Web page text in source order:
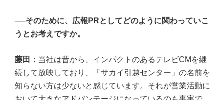
──そのために、広報PRとしてどのように関わっていこ
うとお考えですか。
藤田： 当社は昔から、インパクトのあるテレビCMを継
続して放映しており、「サカイ引越センター」の名前を
知らない方は少ないと感じています。それが営業活動に